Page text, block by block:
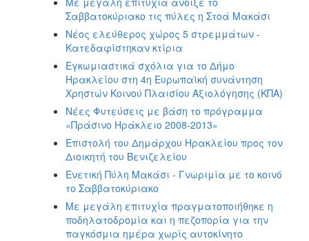
Σαββατοκύριακο τις πύλες η Στοά Μακάσι
Νέος ελεύθερος χώρος 5 στρεμμάτων -
Κατεδαφίστηκαν κτίρια
Εγκωμιαστικά σχόλια για το Δήμο
Ηρακλείου στη 4η Ευρωπαϊκή συνάντηση
Χρηστών Κοινού Πλαισίου Αξιολόγησης (ΚΠΑ)
Νέες Φυτεύσεις με βάση το πρόγραμμα
«Πράσινο Ηράκλειο 2008-2013»
Επιστολή του Δημάρχου Ηρακλείου προς τον
Διοικητή του Βενιζελείου
Ενετική Πύλη Μακάσι - Γνωριμία με το κοινό
το Σαββατοκύριακο
Με μεγάλη επιτυχία πραγματοποιήθηκε η
ποδηλατοδρομία και η πεζοπορία για την
παγκόσμια ημέρα χωρίς αυτοκίνητο